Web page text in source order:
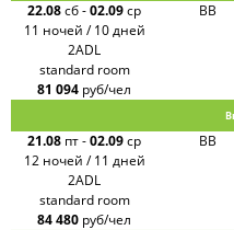
22.08сб-02.09ср
11 ночей / 10 дней
BB
2ADL
standard room
81 094 руб/чел
21.08 пт-02.09ср
12 ночей / 11 дней
BB
2ADL
standard room
84 480 руб/чел